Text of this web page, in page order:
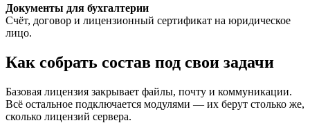
Документы для бухгалтерии
Счёт, договор и лицензионный сертификат на юридическое
лицо.
Как собрать состав под свои задачи
Базовая лицензия закрывает файлы, почту и коммуникации.
Всё остальное подключается модулями — их берут столько же,
сколько лицензий сервера.